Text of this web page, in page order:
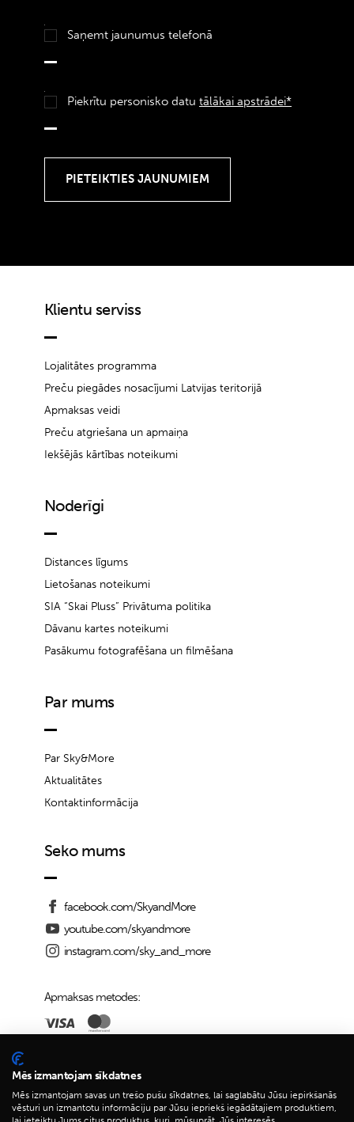
Saņemt jaunumus telefonā
Piekrītu personisko datu tālākai apstrādei*
Klientu serviss
Lojalitātes programma
Preču piegādes nosacījumi Latvijas teritorijā
Apmaksas veidi
Preču atgriešana un apmaiņa
Iekšējās kārtības noteikumi
Noderīgi
Distances līgums
Lietošanas noteikumi
SIA “Skai Pluss” Privātuma politika
Dāvanu kartes noteikumi
Pasākumu fotografēšana un filmēšana
Par mums
Par Sky&More
Aktualitātes
Kontaktinformācija
Seko mums
facebook.com/SkyandMore
youtube.com/skyandmore
instagram.com/sky_and_more
Apmaksas metodes:
Piegādes iespējas:
Mēs izmantojam sīkdatnes
Mēs izmantojam savas un trešo pušu sīkdatnes, lai saglabātu Jūsu iepirkšanās
vēsturi un izmantotu informāciju par Jūsu iepriekš iegādātajiem produktiem,